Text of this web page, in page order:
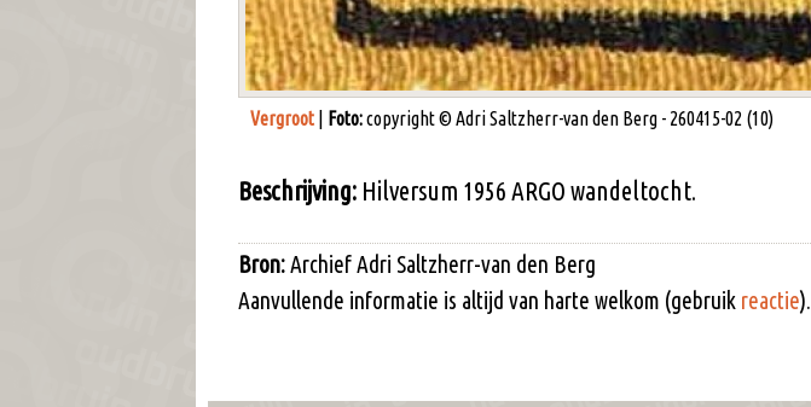
Vergroot Foto:copyright © Adri Saltzherr-van den Berg - 260415-02 (10)
Beschrijving: Hilversum 1956 ARGO wandeltocht.
Bron:Archief Adri Saltzherr-van den Berg
Aanvullende informatie is altijd van harte welkom (gebruik reactie).